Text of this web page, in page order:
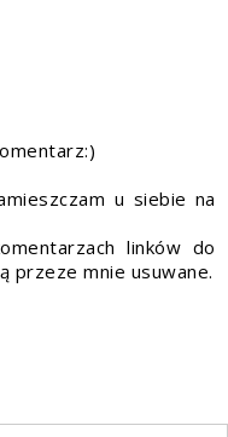
u siebie na
linków do
przeze mnie usuwane.